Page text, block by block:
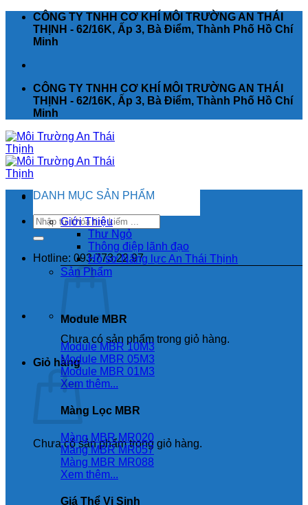
ChuyểnCÔNG TY TNHH CƠ KHÍ MÔI TRƯỜNG AN THÁI
THỊNH - 62/16K, Ấp 3, Bà Điểm, Thành Phố Hồ Chí
Minh
CÔNG TY TNHH CƠ KHÍ MÔI TRƯỜNG AN THÁI
THỊNH - 62/16K, Ấp 3, Bà Điểm, Thành Phố Hồ Chí
Minh
Tìm
kiếm:
Hotline: 093.773.22.97
Chưa có sản phẩm trong giỏ hàng.
Giỏ hàng
Chưa có sản phẩm trong giỏ hàng.
DANH MỤC SẢN PHẨM
Giới Thiệu
Thư Ngỏ
Thông điệp lãnh đạo
Hồ sơ Năng lực An Thái Thịnh
Sản Phẩm
Module MBR
Module MBR 10M3
Module MBR 05M3
Module MBR 01M3
Xem thêm...
Màng Lọc MBR
Màng MBR MR020
Màng MBR MR057
Màng MBR MR088
Xem thêm...
Giá Thể Vi Sinh